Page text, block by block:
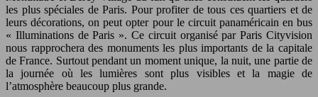
les plus spéciales de Paris. Pour profiter de tous ces quartiers et de
leurs décorations, on peut opter pour le circuit panaméricain en bus
« Illuminations de Paris ». Ce circuit organisé par Paris Cityvision
nous rapprochera des monuments les plus importants de la capitale
de France. Surtout pendant un moment unique, la nuit, une partie de
la journée où les lumières sont plus visibles et la magie de
l’atmosphère beaucoup plus grande.